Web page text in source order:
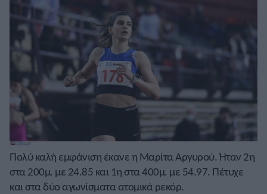
Πολύ καλή εμφάνιση έκανε η Μαρίτα Αργυρού. Ήταν 2η
στα 200μ. με 24.85 και 1η στα 400μ. με 54.97. Πέτυχε
και στα δύο αγωνίσματα ατομικά ρεκόρ.